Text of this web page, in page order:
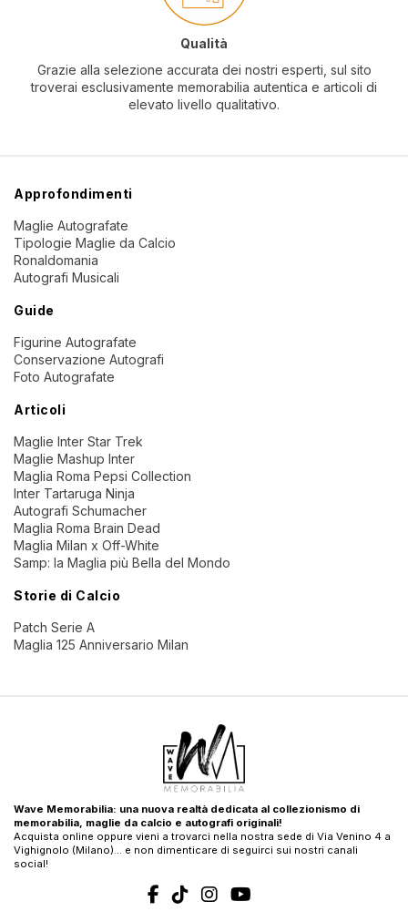
Qualità
Grazie alla selezione accurata dei nostri esperti, sul sito
troverai esclusivamente memorabilia autentica e articoli di
elevato livello qualitativo.
Approfondimenti
Maglie Autografate
Tipologie Maglie da Calcio
Ronaldomania
Autografi Musicali
Guide
Figurine Autografate
Conservazione Autografi
Foto Autografate
Articoli
Maglie Inter Star Trek
Maglie Mashup Inter
Maglia Roma Pepsi Collection
Inter Tartaruga Ninja
Autografi Schumacher
Maglia Roma Brain Dead
Maglia Milan x Off-White
Samp: la Maglia più Bella del Mondo
Storie di Calcio
Patch Serie A
Maglia 125 Anniversario Milan
Wave Memorabilia: una nuova realtà dedicata al collezionismo di
memorabilia, maglie da calcio e autografi originali!
Acquista online oppure vieni a trovarci nella nostra sede di Via Venino 4 a
Vighignolo (Milano)… e non dimenticare di seguirci sui nostri canali
social!